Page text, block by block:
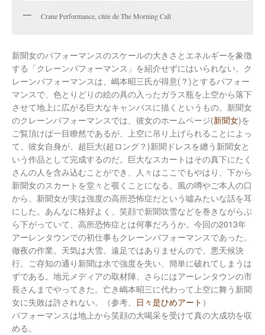
Crane Performance, citée de The Morning Call
新聞女のパフォーマンスのスケールの大きさとエネルギーを象徴
する「クレーンパフォーマンス」を紹介せずにはいられない。ク
レーンパフォーマンスは、嶋本昭三氏が得意(？)とするパフォー
マンスで、色とりどりの絵の具の入ったガラス瓶を上空から落下
させて地上に広がる巨大なキャンバスに描くというもの。新聞女
のクレーンパフォーマンスでは、彼女のホームページ(新聞女)を
ご覧頂けば一目瞭然であるが、上空に吊り上げられることによっ
て、彼女自身が、超巨大(超ロング？)新聞ドレスを纏う新聞女と
いう作品として完成するのだ。巨大なスカートはその真下にたく
さんの人を含み込むことができ、人々はここでもやはり、下から
新聞女のスカートを堂々と覗くことになる。風の噂やご本人の口
から、新聞女が実は強度の高所恐怖症だという噓みたいな話を耳
にした。あんなに格好よく、笑顔で新聞吹雪などを巻きながらぶ
ら下がっていて、高所恐怖症とは何事だろうか。今回の2013年
アーレンタウンでの初仕事もクレーンパフォーマンスであった。
徹夜の作業。天気は大雪。遠足ではありませんので、悪天候決
行。ご存知の通り新聞は水で強度を失い、簡単に破れてしまうは
ずである。地元メディアの取材陣、さらにはアーレンタウンの市
長さんまでやってきた。亡き嶋本昭三に代わって上空に舞う新聞
女に失敗は許されない。（参考、 日々是ひめアート ）
パフォーマンスは地上から笑顔の大喝采を受けて真の大成功を収
める。